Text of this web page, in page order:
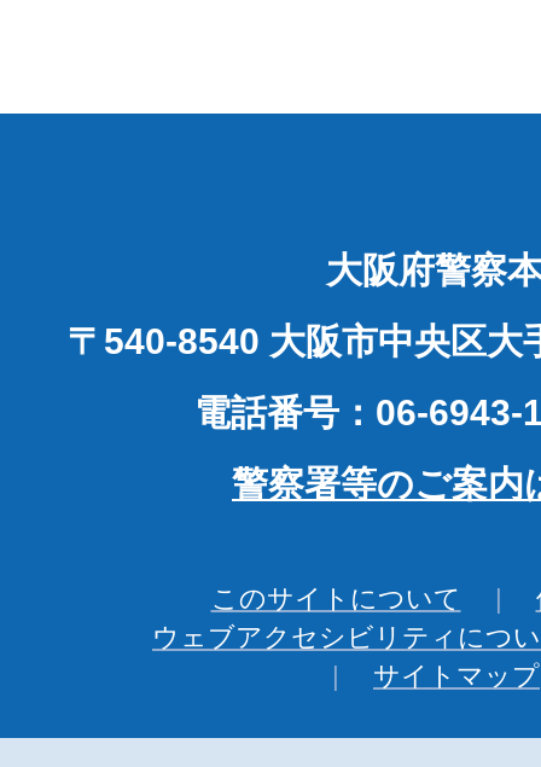
大阪府警察
〒540-8540 大阪市中央区大
電話番号：06-6943-
警察署等のご案内
このサイトについて
ウェブアクセシビリティにつ
サイトマップ